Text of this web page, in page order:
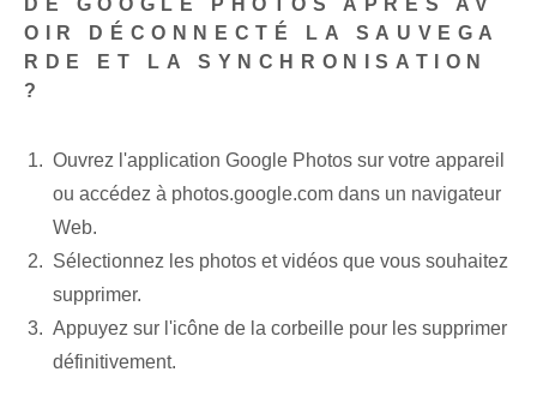
DE GOOGLE PHOTOS APRÈS AV
OIR DÉCONNECTÉ LA SAUVEGA
RDE ET LA SYNCHRONISATION
?
Ouvrez l'application Google Photos sur votre appareil
ou accédez à photos.google.com dans un navigateur
Web.
Sélectionnez les ‌photos et vidéos que vous souhaitez
supprimer.
Appuyez sur l'icône de la corbeille pour les supprimer
définitivement.